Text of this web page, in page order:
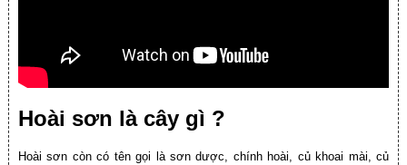
Hoài sơn là cây gì ?
Hoài sơn còn có tên gọi là sơn dược, chính hoài, củ khoai mài, củ